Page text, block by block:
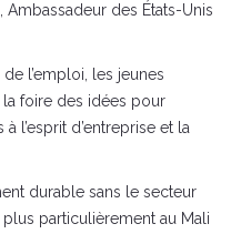
Ambassadeur des États-Unis
l’emploi, les jeunes
foire des idées pour
l’esprit d’entreprise et la
durable sans le secteur
plus particulièrement au Mali